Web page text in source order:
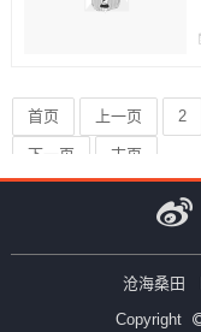
首页 上一页 2
下一页 末页
沧海桑田
Copyright